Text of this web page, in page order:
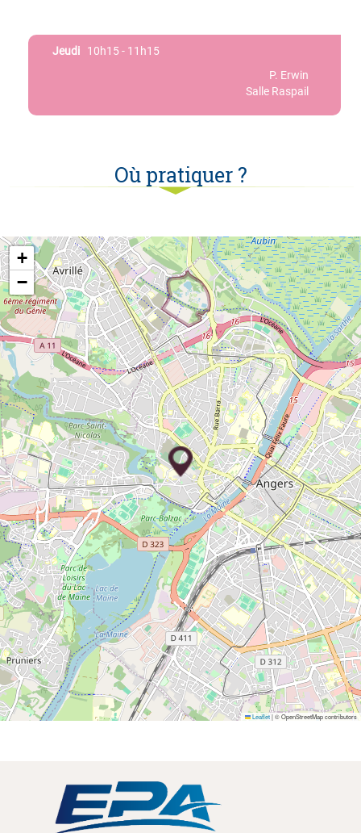
Jeudi 10h15 - 11h15
P. Erwin
Salle Raspail
Où pratiquer ?
+
−
Leaflet|© OpenStreetMap contributors